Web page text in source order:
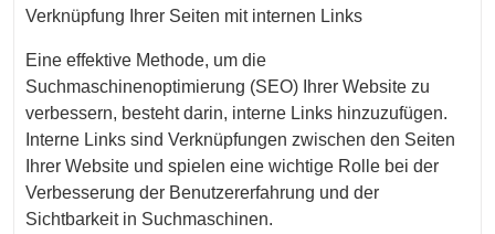
Verknüpfung Ihrer Seiten mit internen Links
Eine effektive Methode, um die
Suchmaschinenoptimierung (SEO) Ihrer Website zu
verbessern, besteht darin, interne Links hinzuzufügen.
Interne Links sind Verknüpfungen zwischen den Seiten
Ihrer Website und spielen eine wichtige Rolle bei der
Verbesserung der Benutzererfahrung und der
Sichtbarkeit in Suchmaschinen.